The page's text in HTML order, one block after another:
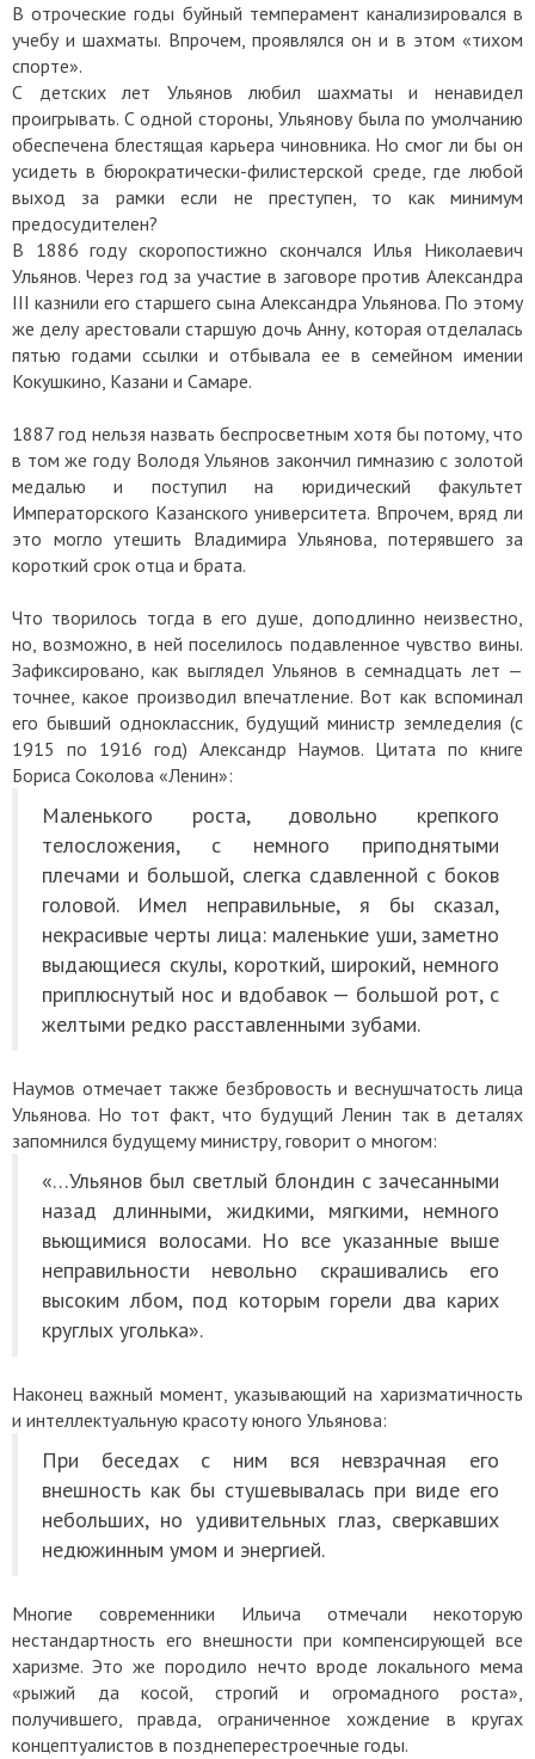
В отроческие годы буйный темперамент канализировался в
учебу и шахматы. Впрочем, проявлялся он и в этом «тихом
спорте».
С детских лет Ульянов любил шахматы и ненавидел
проигрывать. С одной стороны, Ульянову была по умолчанию
обеспечена блестящая карьера чиновника. Но смог ли бы он
усидеть в бюрократически-филистерской среде, где любой
выход за рамки если не преступен, то как минимум
предосудителен?
В 1886 году скоропостижно скончался Илья Николаевич
Ульянов. Через год за участие в заговоре против Александра
III казнили его старшего сына Александра Ульянова. По этому
же делу арестовали старшую дочь Анну, которая отделалась
пятью годами ссылки и отбывала ее в семейном имении
Кокушкино, Казани и Самаре.
1887 год нельзя назвать беспросветным хотя бы потому, что
в том же году Володя Ульянов закончил гимназию с золотой
медалью и поступил на юридический факультет
Императорского Казанского университета. Впрочем, вряд ли
это могло утешить Владимира Ульянова, потерявшего за
короткий срок отца и брата.
Что творилось тогда в его душе, доподлинно неизвестно,
но, возможно, в ней поселилось подавленное чувство вины.
Зафиксировано, как выглядел Ульянов в семнадцать лет —
точнее, какое производил впечатление. Вот как вспоминал
его бывший одноклассник, будущий министр земледелия (с
1915 по 1916 год) Александр Наумов. Цитата по книге
Бориса Соколова «Ленин»:
Маленького роста, довольно крепкого
телосложения, с немного приподнятыми
плечами и большой, слегка сдавленной с боков
головой. Имел неправильные, я бы сказал,
некрасивые черты лица: маленькие уши, заметно
выдающиеся скулы, короткий, широкий, немного
приплюснутый нос и вдобавок — большой рот, с
желтыми редко расставленными зубами.
Наумов отмечает также безбровость и веснушчатость лица
Ульянова. Но тот факт, что будущий Ленин так в деталях
запомнился будущему министру, говорит о многом:
«…Ульянов был светлый блондин с зачесанными
назад длинными, жидкими, мягкими, немного
вьющимися волосами. Но все указанные выше
неправильности невольно скрашивались его
высоким лбом, под которым горели два карих
круглых уголька».
Наконец важный момент, указывающий на харизматичность
и интеллектуальную красоту юного Ульянова:
При беседах с ним вся невзрачная его
внешность как бы стушевывалась при виде его
небольших, но удивительных глаз, сверкавших
недюжинным умом и энергией.
Многие современники Ильича отмечали некоторую
нестандартность его внешности при компенсирующей все
харизме. Это же породило нечто вроде локального мема
«рыжий да косой, строгий и огромадного роста»,
получившего, правда, ограниченное хождение в кругах
концептуалистов в позднеперестроечные годы.